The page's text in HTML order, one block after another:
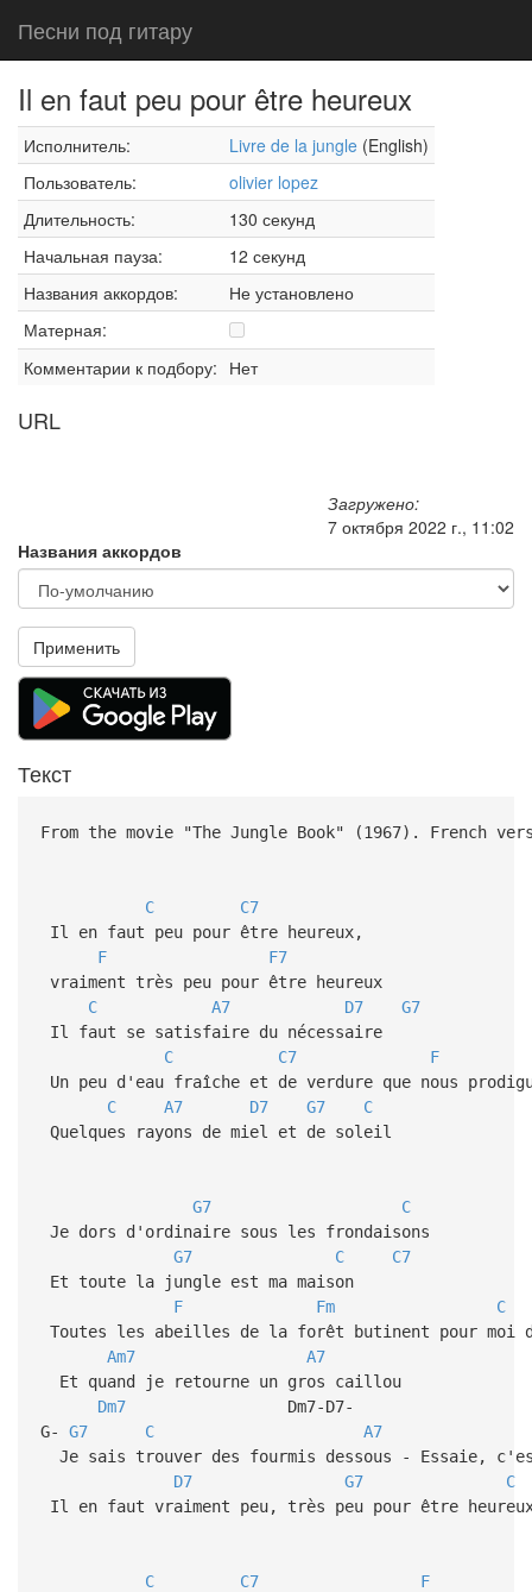
Песни под гитару
Il en faut peu pour être heureux
Исполнитель: Livre de la jungle (English)
Пользователь:
olivier lopez
Длительность:
130 секунд
Начальная пауза:
12 секунд
Названия аккордов:
Не установлено
Матерная:
Комментарии к подбору: Нет
URL
Загружено:
7 октября 2022 г., 11:02
Названия аккордов
Применить
Текст
From the movie "The Jungle Book" (1967). French
C
C7
Il en faut peu pour être heureux,
F
F7
vraiment très peu pour être heureux
C
A7 D7
G7
Il faut se satisfaire du nécessaire
C
C7
F
Un peu d'eau fraîche et de verdure que nous
C
A7 D7 G7
C
Quelques rayons de miel et de soleil
G7
C
Je dors d'ordinaire sous les frondaisons
G7
C
C7
Et toute la jungle est ma maison
F
Fm
C
Toutes les abeilles de la forêt butinent pour moi
Am7
A7
Et quand je retourne un gros caillou
Dm7Dm7-D7-
G- G7 C
A7
Je sais trouver des fourmis dessous - Essaie,
D7
G7
C
Il en faut vraiment peu, très peu pour être
C C7
F